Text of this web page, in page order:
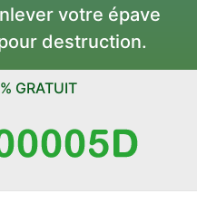
votre épave
destruction.
GRATUIT